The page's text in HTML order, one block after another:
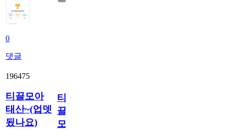
0
댓글
196475
티끌모아
태산~(업뎃
됬나요)
티
끌
모